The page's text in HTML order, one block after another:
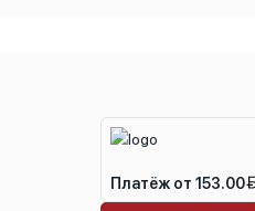
Платёж от 153.00